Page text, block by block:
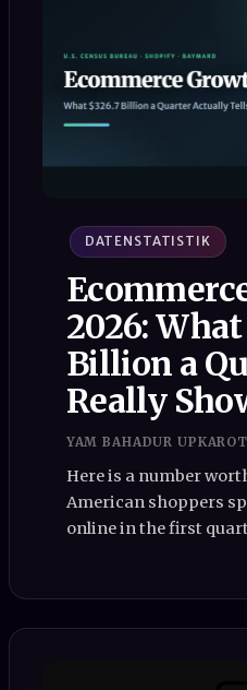
DATENSTATISTIK
2026:
Billion a
Really
YAM BAHADUR
Here is a number
American shoppers
online in the first